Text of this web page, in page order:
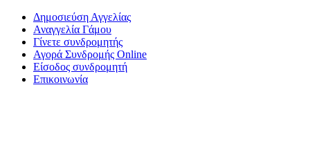
Δημοσιεύση Αγγελίας
Αναγγελία Γάμου
Γίνετε συνδρομητής
Αγορά Συνδρομής Online
Είσοδος συνδρομητή
Επικοινωνία